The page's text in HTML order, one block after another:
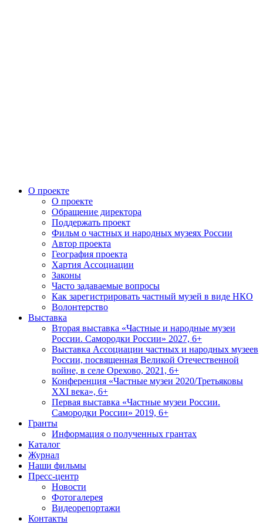
О проекте
О проекте
Обращение директора
Поддержать проект
Фильм о частных и народных музеях России
Автор проекта
География проекта
Хартия Ассоциации
Законы
Часто задаваемые вопросы
Как зарегистрировать частный музей в виде НКО
Волонтерство
Выставка
Вторая выставка «Частные и народные музеи
России. Самородки России» 2027, 6+
Выставка Ассоциации частных и народных музеев
России, посвященная Великой Отечественной
войне, в селе Орехово, 2021, 6+
Конференция «Частные музеи 2020/Третьяковы
XXI века», 6+
Первая выставка «Частные музеи России.
Самородки России» 2019, 6+
Гранты
Информация о полученных грантах
Каталог
Журнал
Наши фильмы
Пресс-центр
Новости
Фотогалерея
Видеорепортажи
Контакты